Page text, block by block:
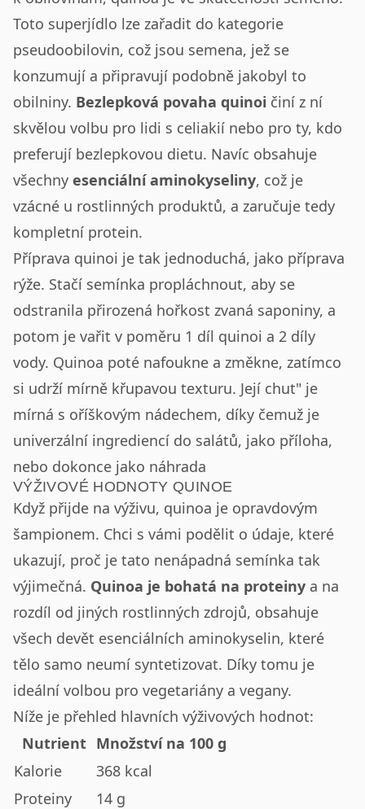
Toto superjídlo lze zařadit do kategorie
pseudoobilovin, což jsou semena, jež se
konzumují a připravují podobně jakobyl to
obilniny. Bezlepková povaha quinoi činí z ní
skvělou volbu pro lidi s celiakií nebo pro ty, kdo
preferují bezlepkovou dietu. Navíc obsahuje
všechny esenciální aminokyseliny, což je
vzácné u rostlinných produktů, a zaručuje tedy
kompletní protein.
Příprava quinoi je tak jednoduchá, jako příprava
rýže. Stačí semínka propláchnout, aby se
odstranila přirozená hořkost zvaná saponiny, a
potom je vařit v poměru 1 díl quinoi a 2 díly
vody. Quinoa poté nafoukne a změkne, zatímco
si udrží mírně křupavou texturu. Její chut" je
mírná s oříškovým nádechem, díky čemuž je
univerzální ingrediencí do salátů, jako příloha,
nebo dokonce jako náhrada
VÝŽIVOVÉ HODNOTY QUINOE
Když přijde na výživu, quinoa je opravdovým
šampionem. Chci s vámi podělit o údaje, které
ukazují, proč je tato nenápadná semínka tak
výjimečná. Quinoa je bohatá na proteiny a na
rozdíl od jiných rostlinných zdrojů, obsahuje
všech devět esenciálních aminokyselin, které
tělo samo neumí syntetizovat. Díky tomu je
ideální volbou pro vegetariány a vegany.
Níže je přehled hlavních výživových hodnot:
Nutrient Množství na 100 g
Kalorie
368 kcal
Proteiny
14 g